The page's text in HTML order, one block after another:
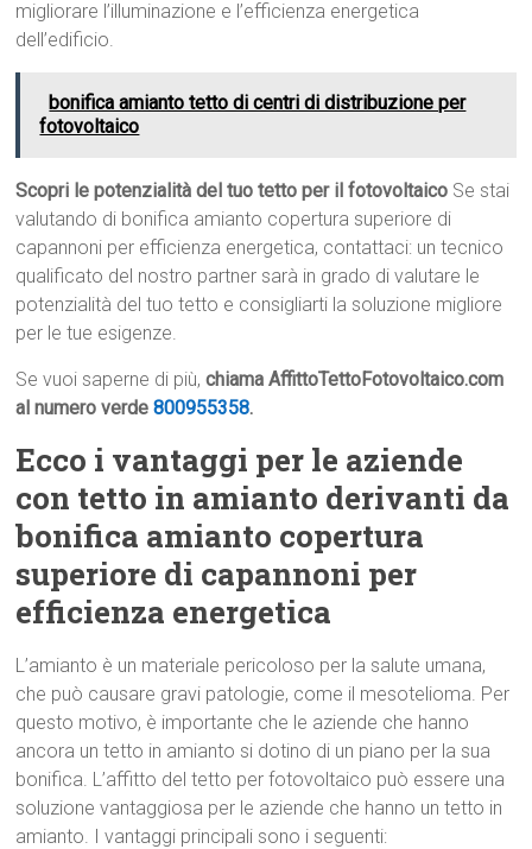
migliorare l’illuminazione e l’efficienza energetica
dell’edificio.
bonifica amianto tetto di centri di distribuzione per
fotovoltaico
Scopri le potenzialità del tuo tetto per il fotovoltaico Se stai
valutando di bonifica amianto copertura superiore di
capannoni per efficienza energetica, contattaci: un tecnico
qualificato del nostro partner sarà in grado di valutare le
potenzialità del tuo tetto e consigliarti la soluzione migliore
per le tue esigenze.
Se vuoi saperne di più,chiama AffittoTettoFotovoltaico.com
al numero verde800955358.
Ecco i vantaggi per le aziende
con tetto in amianto derivanti da
bonifica amianto copertura
superiore di capannoni per
efficienza energetica
L’amianto è un materiale pericoloso per la salute umana,
che può causare gravi patologie, come il mesotelioma. Per
questo motivo, è importante che le aziende che hanno
ancora un tetto in amianto si dotino di un piano per la sua
bonifica. L’affitto del tetto per fotovoltaico può essere una
soluzione vantaggiosa per le aziende che hanno un tetto in
amianto. I vantaggi principali sono i seguenti: